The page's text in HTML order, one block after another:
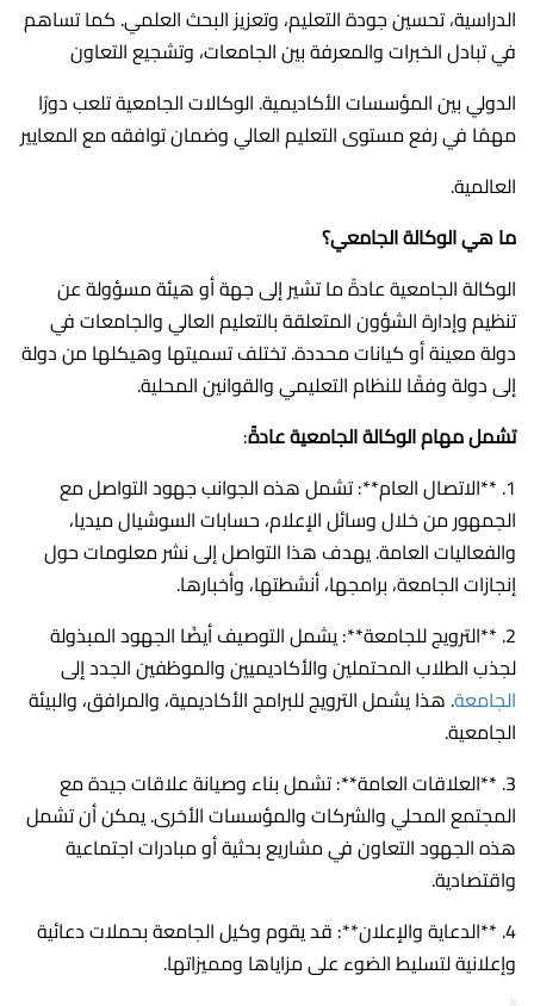
الدراسية، تحسين جودة التعليم، وتعزيز البحث العلمي. كما تساهم
في تبادل الخبرات والمعرفة بين الجامعات، وتشجيع التعاون
الدولي بين المؤسسات الأكاديمية. الوكالات الجامعية تلعب دورًا
مهمًا في رفع مستوى التعليم العالي وضمان توافقه مع المعايير
العالمية.
ما هي الوكالة الجامعي؟
الوكالة الجامعية عادةً ما تشير إلى جهة أو هيئة مسؤولة عن
تنظيم وإدارة الشؤون المتعلقة بالتعليم العالي والجامعات في
دولة معينة أو كيانات محددة. تختلف تسميتها وهيكلها من دولة
إلى دولة وفقًا للنظام التعليمي والقوانين المحلية.
تشمل مهام الوكالة الجامعية عادةً:
1. **الاتصال العام**: تشمل هذه الجوانب جهود التواصل مع
الجمهور من خلال وسائل الإعلام، حسابات السوشيال ميديا،
والفعاليات العامة. يهدف هذا التواصل إلى نشر معلومات حول
إنجازات الجامعة، برامجها، أنشطتها، وأخبارها.
2. **الترويج للجامعة**: يشمل التوصيف أيضًا الجهود المبذولة
لجذب الطلاب المحتملين والأكاديميين والموظفين الجدد إلى
الجامعة. هذا يشمل الترويج للبرامج الأكاديمية، والمرافق، والبيئة
الجامعية.
3. **العلاقات العامة**: تشمل بناء وصيانة علاقات جيدة مع
المجتمع المحلي والشركات والمؤسسات الأخرى. يمكن أن تشمل
هذه الجهود التعاون في مشاريع بحثية أو مبادرات اجتماعية
واقتصادية.
4. **الدعاية والإعلان**: قد يقوم وكيل الجامعة بحملات دعائية
وإعلانية لتسليط الضوء على مزاياها ومميزاتها.